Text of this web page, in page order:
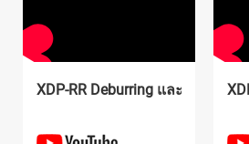
XDP-1308D ซีรีส์เครื่อง
XDP-RR Deburring และเครื่องวา